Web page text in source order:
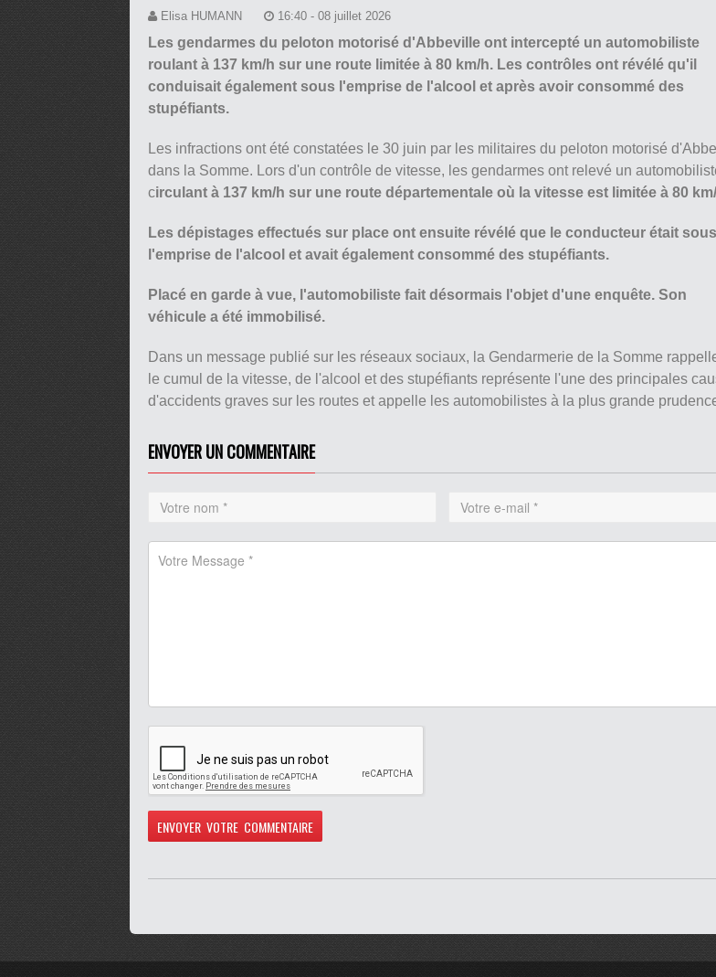
Elisa HUMANN 16:40 - 08 juillet 2026
Les gendarmes du peloton motorisé d'Abbeville ont intercepté un automobiliste
roulant à 137 km/h sur une route limitée à 80 km/h. Les contrôles ont révélé qu'il
conduisait également sous l'emprise de l'alcool et après avoir consommé des
stupéfiants.
Les infractions ont été constatées le 30 juin par les militaires du peloton motorisé
dans la Somme. Lors d'un contrôle de vitesse, les gendarmes ont relevé un
circulant à 137 km/h sur une route départementale où la vitesse est limitée à 80
Les dépistages effectués sur place ont ensuite révélé que le conducteur était sous
l'emprise de l'alcool et avait également consommé des stupéfiants.
Placé en garde à vue, l'automobiliste fait désormais l'objet d'une enquête. Son
véhicule a été immobilisé.
Dans un message publié sur les réseaux sociaux, la Gendarmerie de la Somme
le cumul de la vitesse, de l'alcool et des stupéfiants représente l'une des principales
d'accidents graves sur les routes et appelle les automobilistes à la plus grande
ENVOYER UN COMMENTAIRE